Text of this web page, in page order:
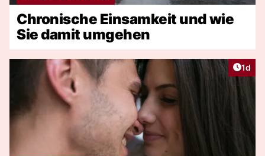
Chronische Einsamkeit und wie
Sie damit umgehen
1d